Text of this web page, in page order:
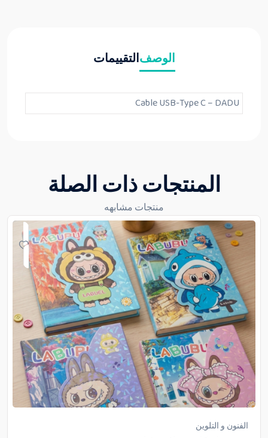
الوصفالتقييمات
Cable USB-Type C – DADU
المنتجات ذات الصلة
منتجات مشابهه
الفنون و التلوين